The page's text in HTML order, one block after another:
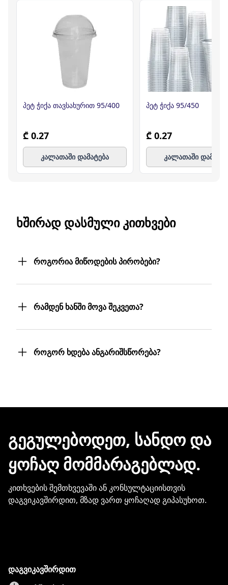
პეტ ჭიქა თავსახურით 95/400
₾ 0.27
კალათაში დამატება
პეტ ჭიქა 95/450
₾ 0.27
კალათაში
ᲮᲨᲘᲠᲐᲓ ᲓᲐᲡᲛᲣᲚᲘ ᲙᲘᲗᲮᲕᲔᲑᲘ
როგორია მიწოდების პირობები?
მითითებულ მისამართზე მოგაწვდით.
თუ თქვენი ბიზნესი რამდენიმე
ფილიალს/ლოკაციას მოიცავს,
მოგიტანთ. მიტანის სერვისი უფასოა.
რამდენ ხანში მოვა შეკვეთა?
თუმცა, ჩვენ ისეთი ყოჩაღები ვართ, 3
სამუშაო დღეც არ დაგვჭირდება.
როგორ ხდება ანგარიშსწორება?
ჩვენთან პროდუქციის შეძენისთვის არ
მონაცემების და სხვა პირადი
ინფორმაციის გაზიარება.
ᲒᲔᲒᲣᲚᲔᲑᲝᲓᲔᲗ, ᲡᲐᲜᲓᲝ ᲓᲐ
ᲧᲝᲩᲐᲦ ᲛᲝᲛᲛᲐᲠᲐᲒᲔᲑᲚᲐᲓ.
კითხვების შემთხვევაში ან კონსულტაციისთვის
დაგვიკავშირდით, მზად ვართ ყოჩაღად გიპასუხოთ.
დაგვიკავშირდით